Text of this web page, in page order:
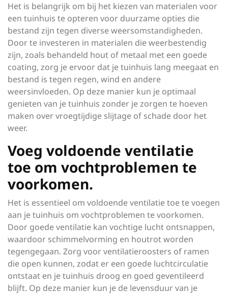
Het is belangrijk om bij het kiezen van materialen voor
een tuinhuis te opteren voor duurzame opties die
bestand zijn tegen diverse weersomstandigheden.
Door te investeren in materialen die weerbestendig
zijn, zoals behandeld hout of metaal met een goede
coating, zorg je ervoor dat je tuinhuis lang meegaat en
bestand is tegen regen, wind en andere
weersinvloeden. Op deze manier kun je optimaal
genieten van je tuinhuis zonder je zorgen te hoeven
maken over vroegtijdige slijtage of schade door het
weer.
Voeg voldoende ventilatie
toe om vochtproblemen te
voorkomen.
Het is essentieel om voldoende ventilatie toe te voegen
aan je tuinhuis om vochtproblemen te voorkomen.
Door goede ventilatie kan vochtige lucht ontsnappen,
waardoor schimmelvorming en houtrot worden
tegengegaan. Zorg voor ventilatieroosters of ramen
die open kunnen, zodat er een goede luchtcirculatie
ontstaat en je tuinhuis droog en goed geventileerd
blijft. Op deze manier kun je de levensduur van je